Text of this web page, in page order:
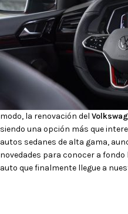
modo, la renovación del
siendo una opción más que
autos sedanes de alta gama,
novedades para conocer a
auto que finalmente llegue a